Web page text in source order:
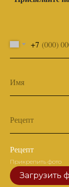
+7
Имя
Рецепт
Рецепт
Прикрепить фото
Загрузить